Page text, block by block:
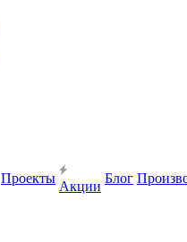
Проекты
Акции
Блог